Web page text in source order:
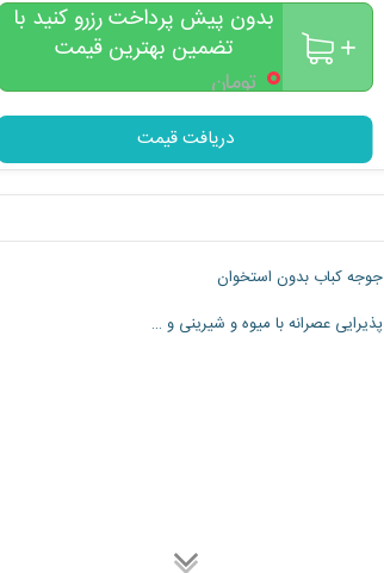
بدون پیش پرداخت رزرو کنید با
تضمین بهترین قیمت
۰تومان
دریافت قیمت
جوجه کباب بدون استخوان
پذیرایی عصرانه با میوه و شیرینی و …